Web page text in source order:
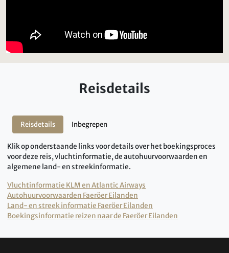
Reisdetails
Reisdetails Inbegrepen
Klik op onderstaande links voor details over het boekingsproces
voor deze reis, vluchtinformatie, de autohuurvoorwaarden en
algemene land- en streekinformatie.
Vluchtinformatie KLM en Atlantic Airways
Autohuurvoorwaarden Faeröer Eilanden
Land- en streek informatie Faeröer Eilanden
Boekingsinformatie reizen naar de Faeröer Eilanden